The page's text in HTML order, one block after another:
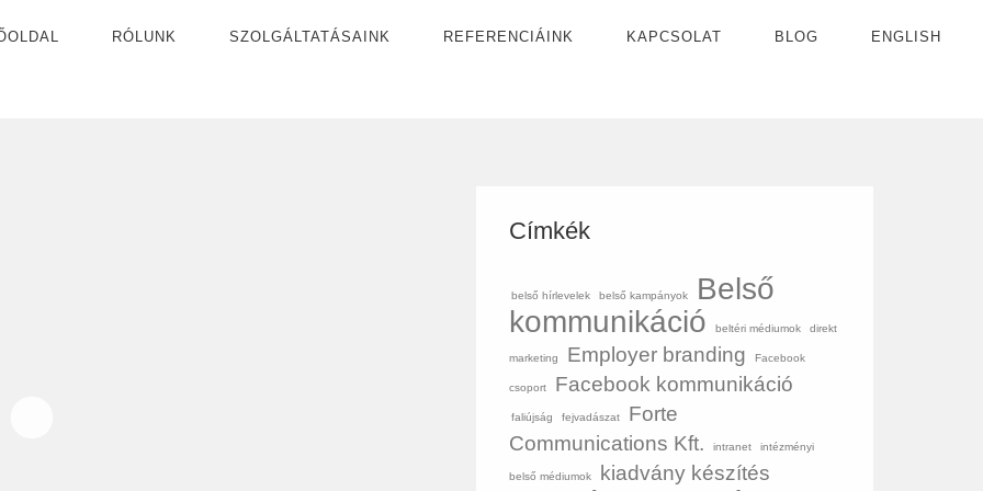
RÓLUNK SZOLGÁLTATÁSAINK REFERENCIÁINK KAPCSOLAT BLOG ENGLISH
Címkék
belső hírlevelek belső kampányok
Belső
kommunikáció
beltéri médiumok direkt
marketing Employer branding Facebook
csoport Facebook kommunikáció
faliújság fejvadászat
Forte
Communications Kft.
intranet intézményi
belső médiumok kiadvány készítés